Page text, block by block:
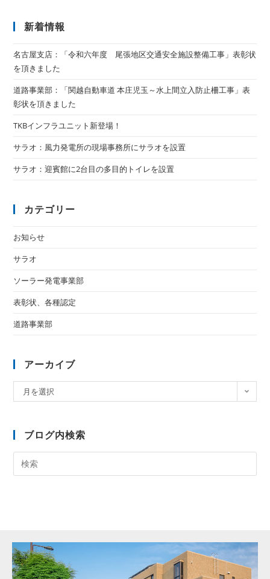
新着情報
名古屋支店：「令和六年度 尾張地区交通安全施設整備工事」表彰状
を頂きました
道路事業部：「関越自動車道 本庄児玉～水上間立入防止柵工事」表
彰状を頂きました
TKBインフラユニット新登場！
サラオ：風力発電所の現場事務所にサラオを設置
サラオ：迎賓館に2台目の多目的トイレを設置
カテゴリー
お知らせ
サラオ
ソーラー発電事業部
表彰状、各種認定
道路事業部
アーカイブ
月を選択
ブログ内検索